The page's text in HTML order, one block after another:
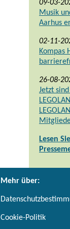
09-03-
Musik
Aarhus
02-11-
Kompas
26-08-
Jetzt
Lesen
Mehr über:
Cookie-Politik